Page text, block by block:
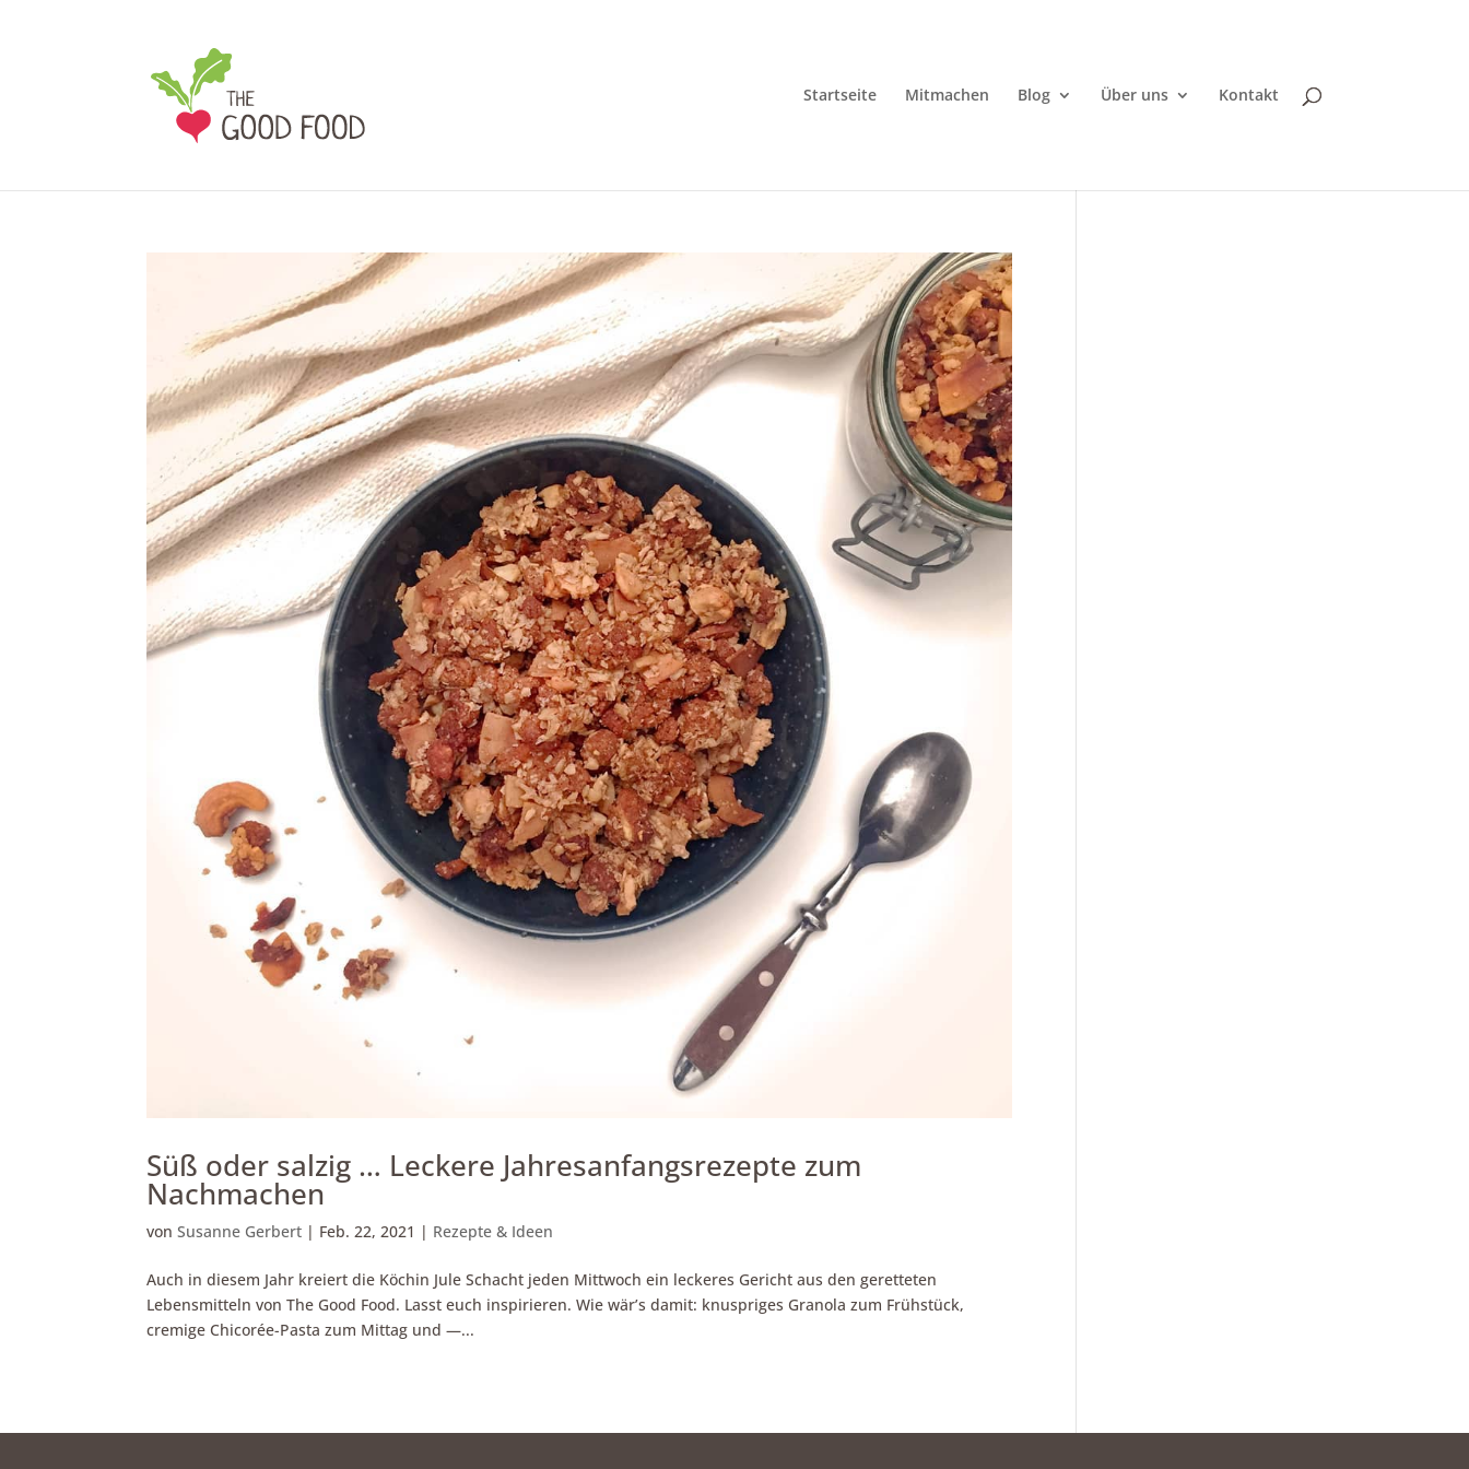
Startseite Mitmachen Blog Über uns Kontakt
Süß oder salzig … Leckere Jahresanfangsrezepte zum
Nachmachen
vonSusanne Gerbert | Feb. 22, 2021 | Rezepte & Ideen
Auch in diesem Jahr kreiert die Köchin Jule Schacht jeden Mittwoch ein leckeres Gericht aus den geretteten
Lebensmitteln von The Good Food. Lasst euch inspirieren. Wie wär’s damit: knuspriges Granola zum Frühstück,
cremige Chicorée-Pasta zum Mittag und —...